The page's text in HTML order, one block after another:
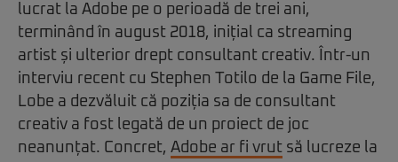
lucrat la Adobe pe o perioadă de trei ani,
terminând în august 2018, inițial ca streaming
artist și ulterior drept consultant creativ. Într-un
interviu recent cu Stephen Totilo de la Game File,
Lobe a dezvăluit că poziția sa de consultant
creativ a fost legată de un proiect de joc
neanunțat. Concret, Adobe ar fi vrut să lucreze la